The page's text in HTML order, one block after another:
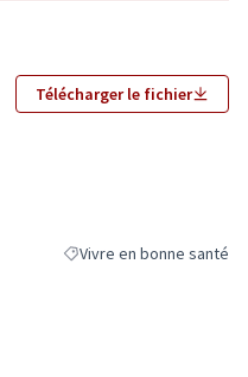
Télécharger le fichier
Filtrer les résultats de la
Vivre en bonne santé